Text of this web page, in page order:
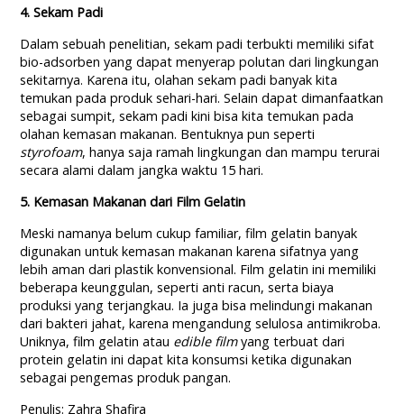
4. Sekam Padi
Dalam sebuah penelitian, sekam padi terbukti memiliki sifat
bio-adsorben yang dapat menyerap polutan dari lingkungan
sekitarnya. Karena itu, olahan sekam padi banyak kita
temukan pada produk sehari-hari. Selain dapat dimanfaatkan
sebagai sumpit, sekam padi kini bisa kita temukan pada
olahan kemasan makanan. Bentuknya pun seperti
styrofoam, hanya saja ramah lingkungan dan mampu terurai
secara alami dalam jangka waktu 15 hari.
5. Kemasan Makanan dari Film Gelatin
Meski namanya belum cukup familiar, film gelatin banyak
digunakan untuk kemasan makanan karena sifatnya yang
lebih aman dari plastik konvensional. Film gelatin ini memiliki
beberapa keunggulan, seperti anti racun, serta biaya
produksi yang terjangkau. Ia juga bisa melindungi makanan
dari bakteri jahat, karena mengandung selulosa antimikroba.
Uniknya, film gelatin atau edible filmyang terbuat dari
protein gelatin ini dapat kita konsumsi ketika digunakan
sebagai pengemas produk pangan.
Penulis: Zahra Shafira